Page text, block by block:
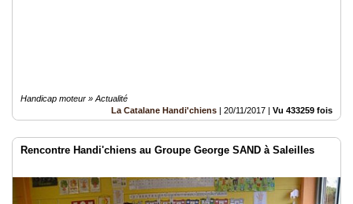
Handicap moteur » Actualité
La Catalane Handi'chiens | 20/11/2017 | Vu 433259 fois
Rencontre Handi'chiens au Groupe George SAND à Saleilles